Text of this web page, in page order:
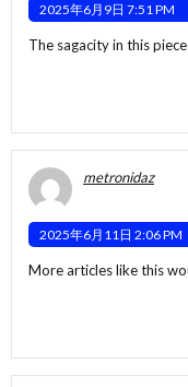
2025年6月9日 7:51 PM
The sagacity in this
metronidaz
2025年6月11日 2:06 PM
More articles like this